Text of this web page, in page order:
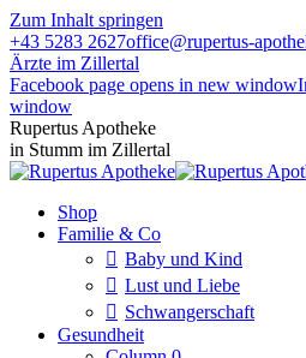
Zum Inhalt springen
+43 5283 2627office@rupertus-
Ärzte im Zillertal
Facebook page opens in new window
window
Rupertus Apotheke
in Stumm im Zillertal
Shop
Familie & Co
Baby und Kind
Lust und Liebe
Schwangerschaft
Gesundheit